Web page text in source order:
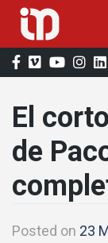
Skip
to
El
de
Posted on 23